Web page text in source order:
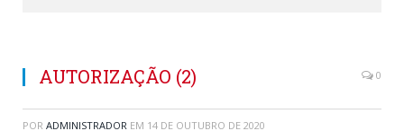
AUTORIZAÇÃO (2) 0
POR ADMINISTRADOR EM 14 DE OUTUBRO DE 2020